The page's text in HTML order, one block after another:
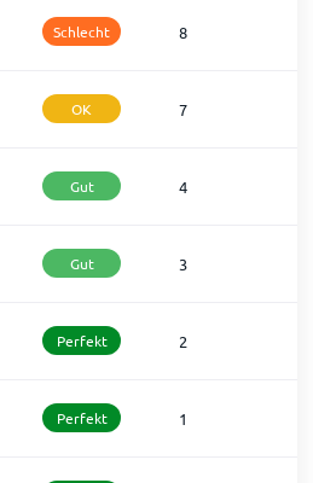
Schlecht 8
OK 7
Gut 4
Gut 3
Perfekt 2
Perfekt 1